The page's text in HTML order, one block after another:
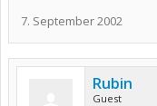
7. September 2002
Rubin
Guest